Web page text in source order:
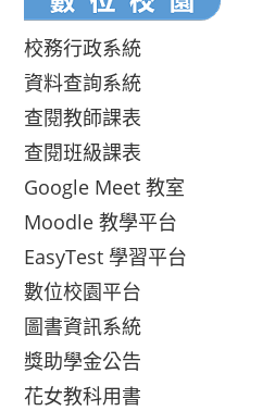
校務行政系統
資料查詢系統
查閱教師課表
查閱班級課表
Google Meet 教室
Moodle 教學平台
EasyTest 學習平台
數位校園平台
圖書資訊系統
獎助學金公告
花女教科用書